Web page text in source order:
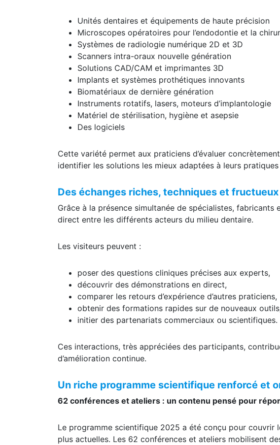
Unités dentaires et équipements de haute précision
Microscopes opératoires pour l’endodontie et la
Systèmes de radiologie numérique 2D et 3D
Scanners intra-oraux nouvelle génération
Solutions CAD/CAM et imprimantes 3D
Implants et systèmes prothétiques innovants
Biomatériaux de dernière génération
Instruments rotatifs, lasers, moteurs d’implantologie
Matériel de stérilisation, hygiène et asepsie
Des logiciels
Cette variété permet aux praticiens d’évaluer
identifier les solutions les mieux adaptées à leurs
Des échanges riches, techniques et fructueux
Grâce à la présence simultanée de spécialistes,
direct entre les différents acteurs du milieu dentaire.
Les visiteurs peuvent :
poser des questions cliniques précises aux experts,
découvrir des démonstrations en direct,
comparer les retours d’expérience d’autres praticiens,
obtenir des formations rapides sur de nouveaux
initier des partenariats commerciaux ou scientifiques.
Ces interactions, très appréciées des participants,
d’amélioration continue.
Un riche programme scientifique renforcé et
62 conférences et ateliers : un contenu pensé pour
Le programme scientifique 2025 a été conçu pour couvrir
plus actuelles. Les 62 conférences et ateliers mobilisent